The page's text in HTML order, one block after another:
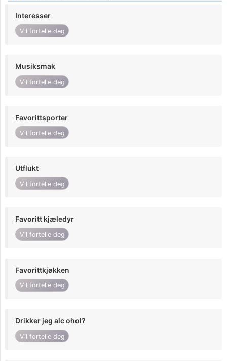
Interesser
Vil fortelle deg
Musiksmak
Vil fortelle deg
Favorittsporter
Vil fortelle deg
Utflukt
Vil fortelle deg
Favoritt kjæledyr
Vil fortelle deg
Favorittkjøkken
Vil fortelle deg
Drikker jeg alc ohol?
Vil fortelle deg